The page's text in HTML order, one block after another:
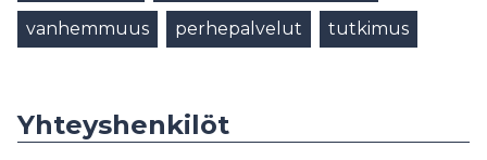
vanhemmuus perhepalvelut tutkimus
Yhteyshenkilöt